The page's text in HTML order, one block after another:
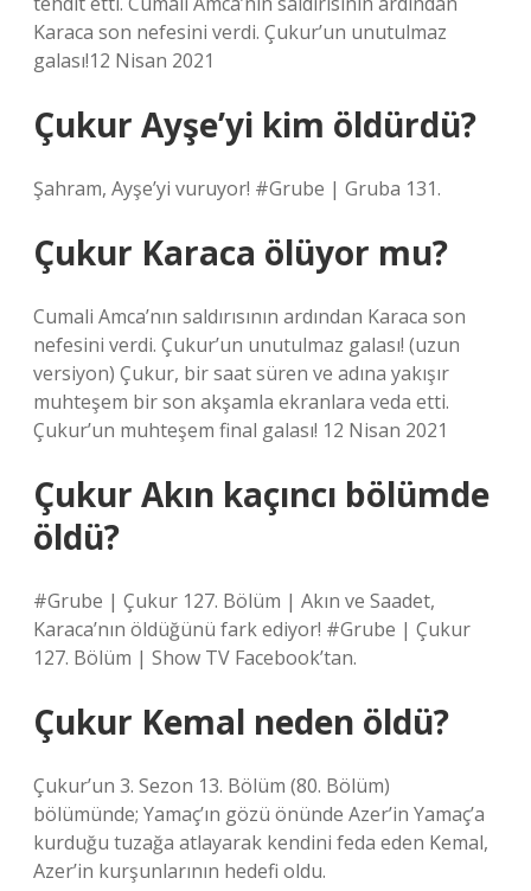
Karaca son nefesini verdi. Çukur’un unutulmaz
galası!12 Nisan 2021
Çukur Ayşe’yi kim öldürdü?
Şahram, Ayşe’yi vuruyor! #Grube | Gruba 131.
Çukur Karaca ölüyor mu?
Cumali Amca’nın saldırısının ardından Karaca son
nefesini verdi. Çukur’un unutulmaz galası! (uzun
versiyon) Çukur, bir saat süren ve adına yakışır
muhteşem bir son akşamla ekranlara veda etti.
Çukur’un muhteşem final galası! 12 Nisan 2021
Çukur Akın kaçıncı bölümde
öldü?
#Grube | Çukur 127. Bölüm | Akın ve Saadet,
Karaca’nın öldüğünü fark ediyor! #Grube | Çukur
127. Bölüm | Show TV Facebook’tan.
Çukur Kemal neden öldü?
Çukur’un 3. Sezon 13. Bölüm (80. Bölüm)
bölümünde; Yamaç’ın gözü önünde Azer’in Yamaç’a
kurduğu tuzağa atlayarak kendini feda eden Kemal,
Azer’in kurşunlarının hedefi oldu.